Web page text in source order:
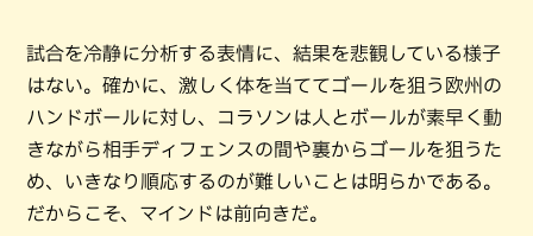
試合を冷静に分析する表情に、結果を悲観している様子
はない。確かに、激しく体を当ててゴールを狙う欧州の
ハンドボールに対し、コラソンは人とボールが素早く動
きながら相手ディフェンスの間や裏からゴールを狙うた
め、いきなり順応するのが難しいことは明らかである。
だからこそ、マインドは前向きだ。